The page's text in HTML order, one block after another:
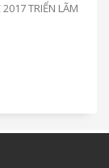
TRIỂN LÃM